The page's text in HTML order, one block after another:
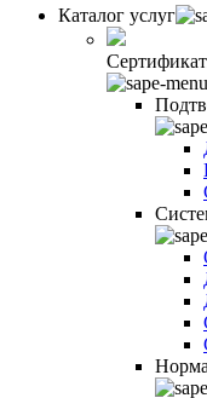
Каталог услуг